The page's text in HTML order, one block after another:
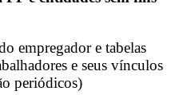
empregador e tabelas
e seus vínculos
periódicos)